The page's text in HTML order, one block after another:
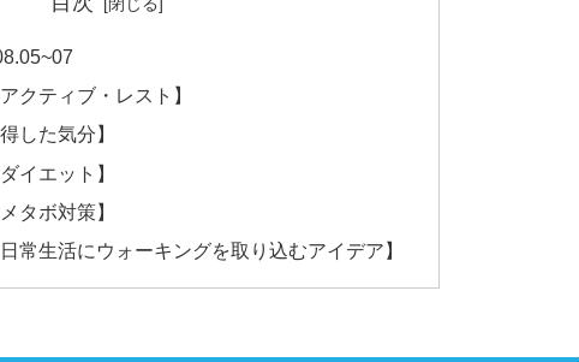
クティブ・レスト】
した気分】
イエット】
タボ対策】
常生活にウォーキングを取り込むアイデア】